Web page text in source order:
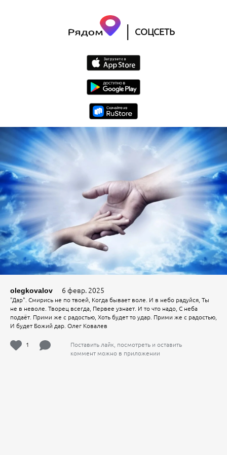
| СОЦСЕТЬ
olegkovalov 6 февр. 2025
"Дар". Смирись не по твоей, Когда бывает воле. И в небо радуйся, Ты
не в неволе. Творец всегда, Первее узнает. И то что надо, С неба
подаёт. Прими же с радостью, Хоть будет то удар. Прими же с радостью,
И будет Божий дар. Олег Ковалев
1
Поставить лайк, посмотреть и оставить
коммент можно в приложении